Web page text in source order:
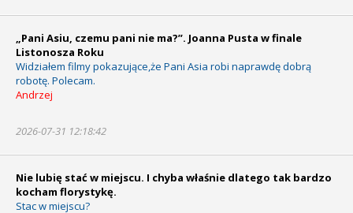
„Pani Asiu, czemu pani nie ma?”. Joanna Pusta w finale
Listonosza Roku
Widziałem filmy pokazujące,że Pani Asia robi naprawdę dobrą
robotę. Polecam.
Andrzej
2026-07-31 12:18:42
Nie lubię stać w miejscu. I chyba właśnie dlatego tak bardzo
kocham florystykę.
Stac w miejscu?